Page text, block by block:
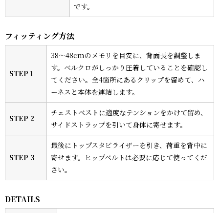
です。
フィッティング方法
STEP 1
38〜48cmのメモリを目安に、背面長を調整しま
す。ベルクロがしっかり圧着していることを確認し
てください。全4箇所にあるクリップを留めて、ハ
ーネスと本体を連結します。
STEP 2
チェストベストに適度なテンションをかけて留め、
サイドストラップを引いて身体に寄せます。
STEP 3
最後にトップスタビライザーを引き、荷重を背中に
寄せます。ヒップベルトは必要に応じて使ってくだ
さい。
DETAILS